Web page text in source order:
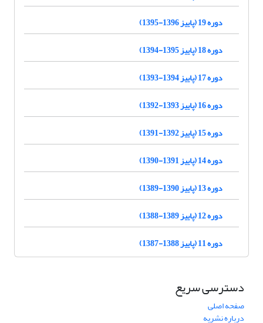
دوره 19 (پاییز 1396-1395)
دوره 18 (پاییز 1395-1394)
دوره 17 (پاییز 1394-1393)
دوره 16 (پاییز 1393-1392)
دوره 15 (پاییز 1392-1391)
دوره 14 (پاییز 1391-1390)
دوره 13 (پاییز 1390-1389)
دوره 12 (پاییز 1389-1388)
دوره 11 (پاییز 1388-1387)
دسترسی سریع
صفحه اصلی
درباره نشریه